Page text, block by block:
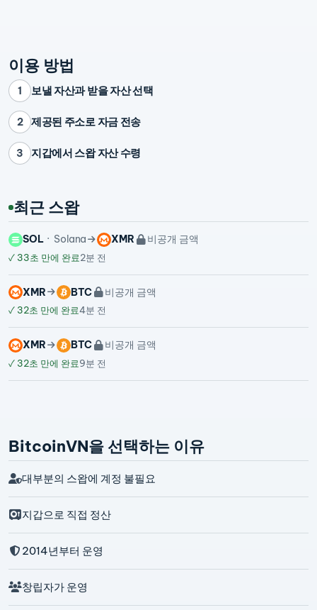
이용 방법
1 보낼 자산과 받을 자산 선택
2 제공된 주소로 자금 전송
3 지갑에서 스왑 자산 수령
최근 스왑
SOL Solana XMR 비공개 금액
✓ 33초 만에 완료2분 전
XMR BTC 비공개 금액
✓ 32초 만에 완료4분 전
XMR BTC 비공개 금액
✓ 32초 만에 완료9분 전
BitcoinVN을 선택하는 이유
대부분의 스왑에 계정 불필요
지갑으로 직접 정산
2014년부터 운영
창립자가 운영